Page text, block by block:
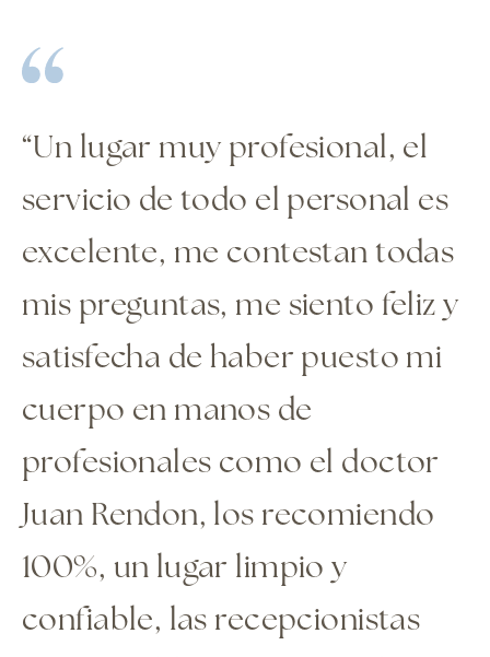
“Un lugar muy profesional, el
servicio de todo el personal es
excelente, me contestan todas
mis preguntas, me siento feliz y
satisfecha de haber puesto mi
cuerpo en manos de
profesionales como el doctor
Juan Rendon, los recomiendo
100%, un lugar limpio y
confiable, las recepcionistas